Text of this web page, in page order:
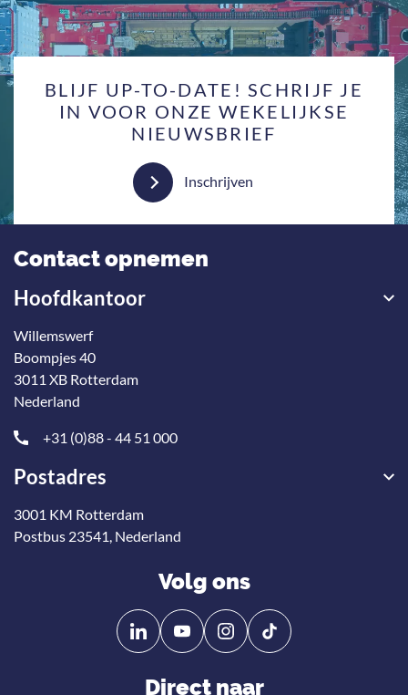
BLIJF UP-TO-DATE! SCHRIJF JE
IN VOOR ONZE WEKELIJKSE
NIEUWSBRIEF
Inschrijven
Contact opnemen
Hoofdkantoor
Willemswerf
Boompjes 40
3011 XB Rotterdam
Nederland
+31 (0)88 - 44 51 000
Postadres
3001 KM Rotterdam
Postbus 23541, Nederland
Volg ons
Volg
ons
Linkedin
Volg
ons
YouTube
Direct naar